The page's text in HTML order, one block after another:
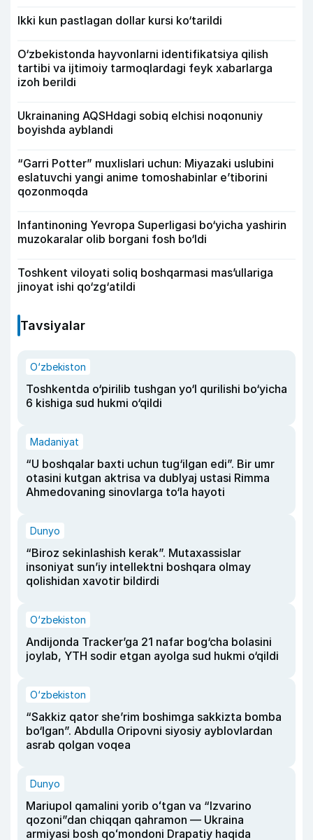
Ikki kun pastlagan dollar kursi ko‘tarildi
O‘zbekistonda hayvonlarni identifikatsiya qilish
tartibi va ijtimoiy tarmoqlardagi feyk xabarlarga
izoh berildi
Ukrainaning AQSHdagi sobiq elchisi noqonuniy
boyishda ayblandi
“Garri Potter” muxlislari uchun: Miyazaki uslubini
eslatuvchi yangi anime tomoshabinlar e’tiborini
qozonmoqda
Infantinoning Yevropa Superligasi bo‘yicha yashirin
muzokaralar olib borgani fosh bo‘ldi
Toshkent viloyati soliq boshqarmasi mas’ullariga
jinoyat ishi qo‘zg‘atildi
Tavsiyalar
O‘zbekiston
Toshkentda o‘pirilib tushgan yo‘l qurilishi bo‘yicha
6 kishiga sud hukmi o‘qildi
Madaniyat
“U boshqalar baxti uchun tug‘ilgan edi”. Bir umr
otasini kutgan aktrisa va dublyaj ustasi Rimma
Ahmedovaning sinovlarga to‘la hayoti
Dunyo
“Biroz sekinlashish kerak”. Mutaxassislar
insoniyat sun’iy intellektni boshqara olmay
qolishidan xavotir bildirdi
O‘zbekiston
Andijonda Tracker’ga 21 nafar bog‘cha bolasini
joylab, YTH sodir etgan ayolga sud hukmi o‘qildi
O‘zbekiston
“Sakkiz qator she’rim boshimga sakkizta bomba
bo‘lgan”. Abdulla Oripovni siyosiy ayblovlardan
asrab qolgan voqea
Dunyo
Mariupol qamalini yorib oʻtgan va “Izvarino
qozoni”dan chiqqan qahramon — Ukraina
armiyasi bosh qoʻmondoni Drapatiy haqida